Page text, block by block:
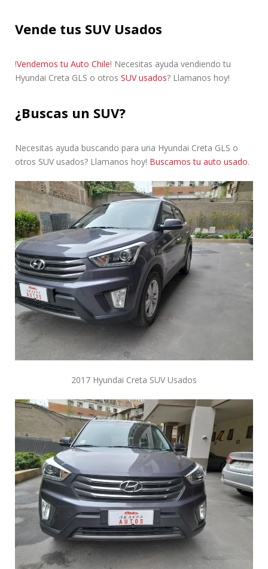
Vende tus SUV Usados
!Vendemos tu Auto Chile! Necesitas ayuda vendiendo tu
Hyundai Creta GLS o otros SUV usados? Llamanos hoy!
¿Buscas un SUV?
Necesitas ayuda buscando para una Hyundai Creta GLS o
otros SUV usados? Llamanos hoy! Buscamos tu auto usado.
2017 Hyundai Creta SUV Usados